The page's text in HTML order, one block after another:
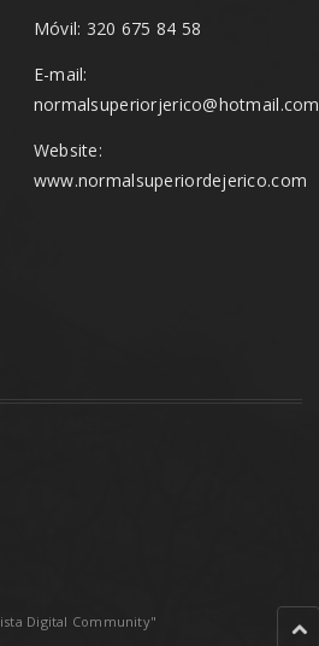
Móvil: 320 675 84 58
E-mail:
normalsuperiorjerico@hotmail.com
Website:
www.normalsuperiordejerico.com
Digital Community"